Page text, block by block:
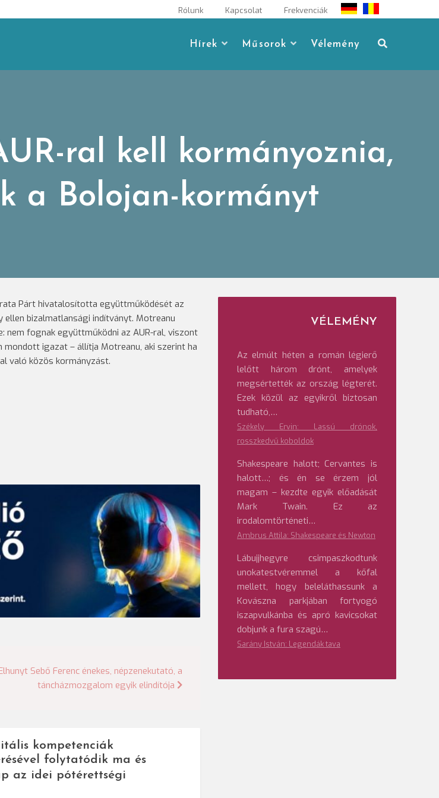
Rólunk Kapcsolat Frekvenciák
Hírek Műsorok Vélemény
ral kell kormányoznia,
a Bolojan-kormányt
Párt hivatalosította együttműködését az
ellen bizalmatlansági indítványt. Motreanu
nem fognak együttműködni az AUR-ral, viszont
igazat – állítja Motreanu, aki szerint ha
való közös kormányzást.
Sebő Ferenc énekes, népzenekutató, a
táncházmozgalom egyik elindítója
kompetenciák
folytatódik ma és
az idei pótérettségi
VÉLEMÉNY
Az elmúlt héten a román légierő
lelőtt három drónt, amelyek
megsértették az ország légterét.
Ezek közül az egyikről biztosan
tudható,…
Székely Ervin: Lassú drónok,
rosszkedvű koboldok
Shakespeare halott; Cervantes is
halott…; és én se érzem jól
magam – kezdte egyik előadását
Mark Twain. Ez az
irodalomtörténeti…
Ambrus Attila: Shakespeare és Newton
Lábujjhegyre csimpaszkodtunk
unokatestvéremmel a kőfal
mellett, hogy beleláthassunk a
Kovászna parkjában fortyogó
iszapvulkánba és apró kavicsokat
dobjunk a fura szagú…
Sarány István: Legendák tava